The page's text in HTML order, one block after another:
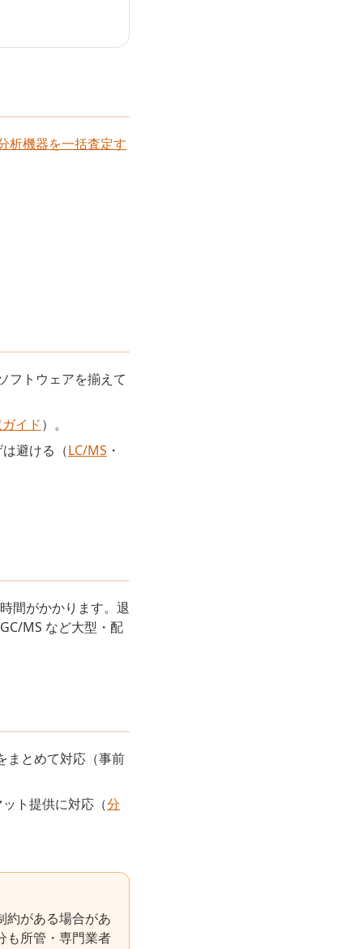
析機器を一括査定す
フトウェアを揃えて
イド）。
避ける（LC/MS ・
間がかかります。退
MS など大型・配
まとめて対応（事前
ト提供に対応（分
約がある場合があ
も所管・専門業者